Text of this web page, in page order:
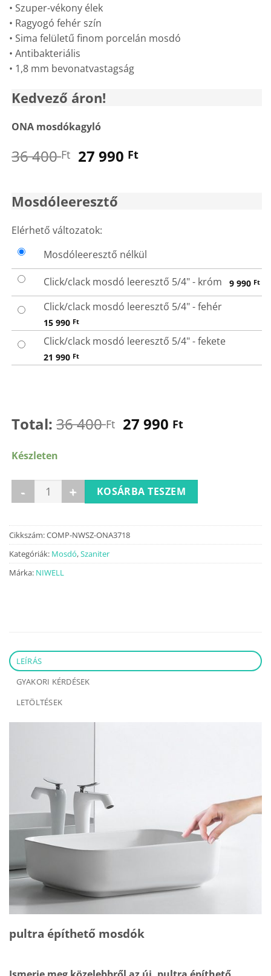
• Szuper-vékony élek
• Ragyogó fehér szín
• Sima felületű finom porcelán mosdó
• Antibakteriális
• 1,8 mm bevonatvastagság
Kedvező áron!
ONA mosdókagyló
36 400Ft Original
36
400 Ft.
27 990 FtCurrent
Mosdóleeresztő
MOSDÓLEERESZTŐ
Elérhető változatok:
Mosdóleeresztő nélkül
Click/clack mosdó leeresztő 5/4" - króm 9 990 Ft
Click/clack mosdó leeresztő 5/4" - fehér
15 990 Ft
Click/clack mosdó leeresztő 5/4" - fekete
21 990 Ft
Total: 36 400Ft 27 990 Ft
Készleten
ONA pultra vagy falra szerelhető mosdó mennyiség
KOSÁRBA TESZEM
Cikkszám:COMP-NWSZ-ONA3718
Kategóriák: Mosdó,Szaniter
Márka: NIWELL
LEÍRÁS
GYAKORI KÉRDÉSEK
LETÖLTÉSEK
pultra építhető mosdók